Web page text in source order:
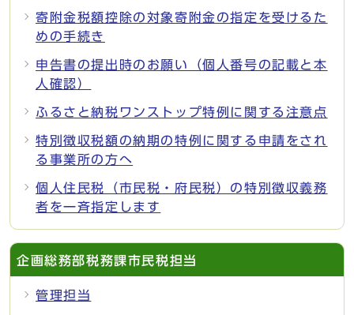
寄附金税額控除の対象寄附金の指定を受けるた
めの手続き
申告書の提出時のお願い（個人番号の記載と本
人確認）
ふるさと納税ワンストップ特例に関する注意点
特別徴収税額の納期の特例に関する申請をされ
る事業所の方へ
個人住民税（市民税・府民税）の特別徴収義務
者を一斉指定します
企画総務部税務課市民税担当
管理担当